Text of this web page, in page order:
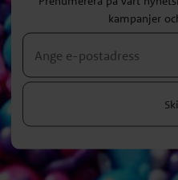
kampanjer